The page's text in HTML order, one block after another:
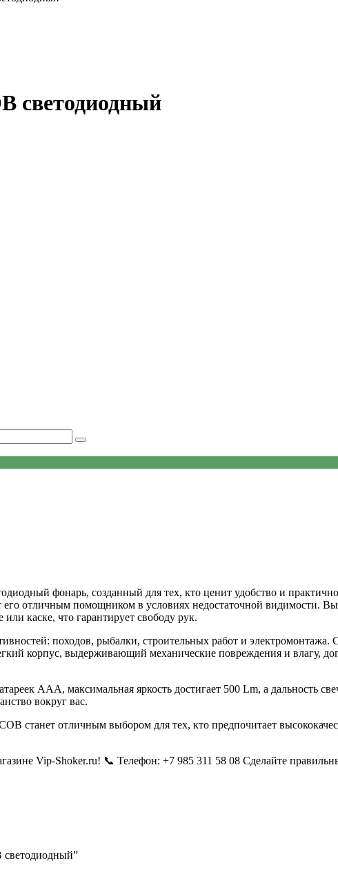
светодиодный
фонарь, созданный для тех, кто ценит удобство и
его отличным помощником в условиях недостаточной видимости.
каске, что гарантирует свободу рук.
походов, рыбалки, строительных работ и электромонтажа.
корпус, выдерживающий механические повреждения и влагу,
AAA, максимальная яркость достигает 500 Lm, а дальность
вокруг вас.
станет отличным выбором для тех, кто предпочитает
Vip-Shoker.ru! 📞 Телефон: +7 985 311 58 08 Сделайте
светодиодный”